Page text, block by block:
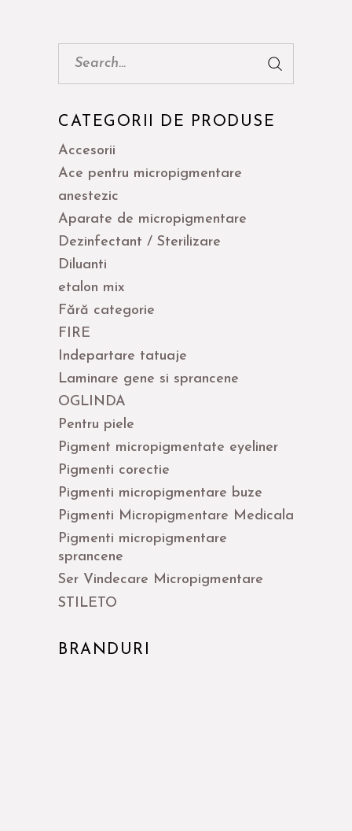
CATEGORII DE PRODUSE
Accesorii
Ace pentru micropigmentare
anestezic
Aparate de micropigmentare
Dezinfectant / Sterilizare
Diluanti
etalon mix
Fără categorie
FIRE
Indepartare tatuaje
Laminare gene si sprancene
OGLINDA
Pentru piele
Pigment micropigmentate eyeliner
Pigmenti corectie
Pigmenti micropigmentare buze
Pigmenti Micropigmentare Medicala
Pigmenti micropigmentare
sprancene
Ser Vindecare Micropigmentare
STILETO
BRANDURI